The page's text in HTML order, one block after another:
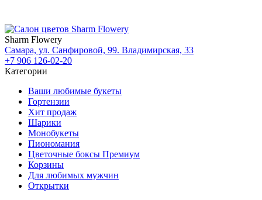
Sharm Flowery
Самара, ул. Санфировой, 99. Владимирская, 33
+7 906 126-02-20
Категории
Ваши любимые букеты
Гортензии
Хит продаж
Шарики
Монобукеты
Пиономания
Цветочные боксы Премиум
Корзины
Для любимых мужчин
Открытки